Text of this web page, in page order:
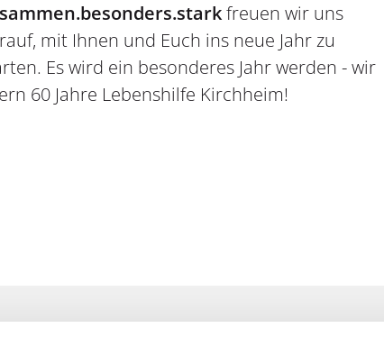
freuen wir uns
mit Ihnen und Euch ins neue Jahr zu
Es wird ein besonderes Jahr werden - wir
60 Jahre Lebenshilfe Kirchheim!